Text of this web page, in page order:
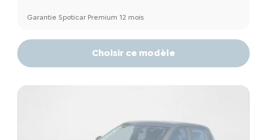
Garantie Spoticar Premium 12 mois
Choisir ce modèle